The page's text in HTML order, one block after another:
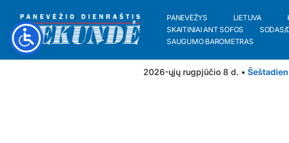
PANEVĖŽYS LIETUVA
SKAITINIAI ANT SOFOS
SODAS/
SAUGUMO BAROMETRAS
2026-ųjų rugpjūčio 8 d. •